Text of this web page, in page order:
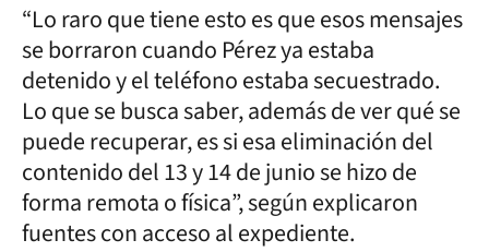
“Lo raro que tiene esto es que esos mensajes
se borraron cuando Pérez ya estaba
detenido y el teléfono estaba secuestrado.
Lo que se busca saber, además de ver qué se
puede recuperar, es si esa eliminación del
contenido del 13 y 14 de junio se hizo de
forma remota o física”, según explicaron
fuentes con acceso al expediente.